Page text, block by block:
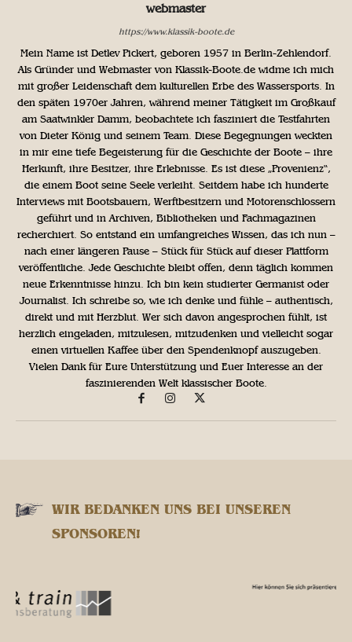
webmaster
https://www.klassik-boote.de
Mein Name ist Detlev Pickert, geboren 1957 in Berlin-Zehlendorf.
Als Gründer und Webmaster von Klassik-Boote.de widme ich mich
mit großer Leidenschaft dem kulturellen Erbe des Wassersports. In
den späten 1970er Jahren, während meiner Tätigkeit im Großkauf
am Saatwinkler Damm, beobachtete ich fasziniert die Testfahrten
von Dieter König und seinem Team. Diese Begegnungen weckten
in mir eine tiefe Begeisterung für die Geschichte der Boote – ihre
Herkunft, ihre Besitzer, ihre Erlebnisse. Es ist diese „Provenienz“,
die einem Boot seine Seele verleiht. Seitdem habe ich hunderte
Interviews mit Bootsbauern, Werftbesitzern und Motorenschlossern
geführt und in Archiven, Bibliotheken und Fachmagazinen
recherchiert. So entstand ein umfangreiches Wissen, das ich nun –
nach einer längeren Pause – Stück für Stück auf dieser Plattform
veröffentliche. Jede Geschichte bleibt offen, denn täglich kommen
neue Erkenntnisse hinzu. Ich bin kein studierter Germanist oder
Journalist. Ich schreibe so, wie ich denke und fühle – authentisch,
direkt und mit Herzblut. Wer sich davon angesprochen fühlt, ist
herzlich eingeladen, mitzulesen, mitzudenken und vielleicht sogar
einen virtuellen Kaffee über den Spendenknopf auszugeben.
Vielen Dank für Eure Unterstützung und Euer Interesse an der
faszinierenden Welt klassischer Boote.
WIR BEDANKEN UNS BEI UNSEREN
SPONSOREN!